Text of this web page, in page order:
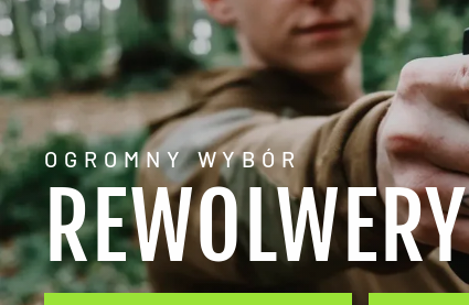
OGROMNY WYBÓR
REWOLWERY